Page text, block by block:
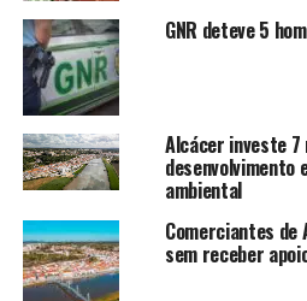
GNR deteve 5
Alcácer investe 7
desenvolvimento
ambiental
Comerciantes de
sem receber